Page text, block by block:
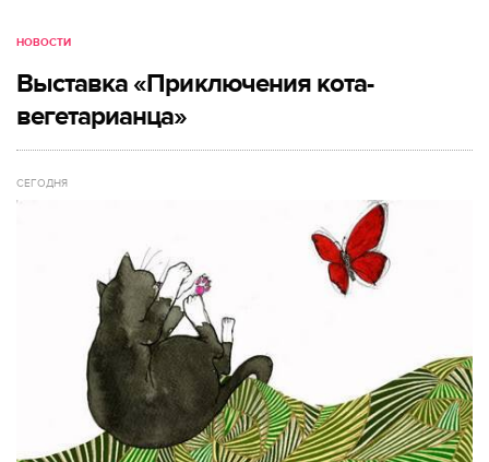
НОВОСТИ
Выставка «Приключения кота-
вегетарианца»
СЕГОДНЯ